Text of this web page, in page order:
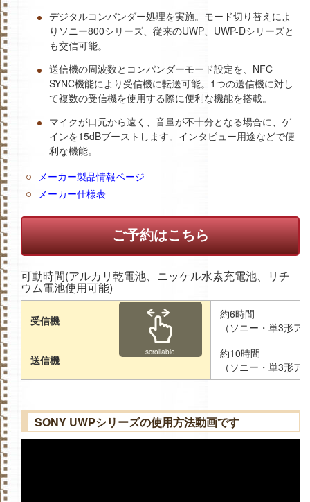
デジタルコンパンダー処理を実施。モード切り替えによ
りソニー800シリーズ、従来のUWP、UWP-Dシリーズと
も交信可能。
送信機の周波数とコンパンダーモード設定を、NFC
SYNC機能により受信機に転送可能。1つの送信機に対し
て複数の受信機を使用する際に便利な機能を搭載。
マイクが口元から遠く、音量が不十分となる場合に、ゲ
インを15dBブーストします。インタビュー用途などで便
利な機能。
メーカー製品情報ページ
メーカー仕様表
ご予約はこちら
可動時間(アルカリ乾電池、ニッケル水素充電池、リチ
ウム電池使用可能)
受信機
約6時間
（ソニー・単3形ア
送信機
約10時間
（ソニー・単3形ア
scrollable
SONY UWPシリーズの使用方法動画です